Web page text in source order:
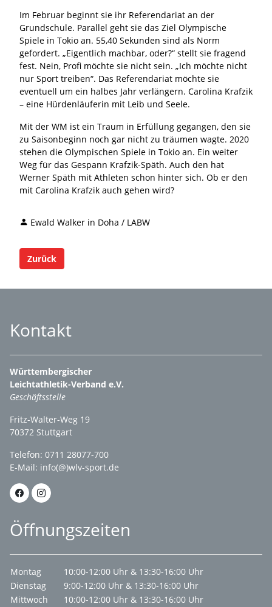
Im Februar beginnt sie ihr Referendariat an der
Grundschule. Parallel geht sie das Ziel Olympische
Spiele in Tokio an. 55,40 Sekunden sind als Norm
gefordert. „Eigentlich machbar, oder?“ stellt sie fragend
fest. Nein, Profi möchte sie nicht sein. „Ich möchte nicht
nur Sport treiben“. Das Referendariat möchte sie
eventuell um ein halbes Jahr verlängern. Carolina Krafzik
– eine Hürdenläuferin mit Leib und Seele.
Mit der WM ist ein Traum in Erfüllung gegangen, den sie
zu Saisonbeginn noch gar nicht zu träumen wagte. 2020
stehen die Olympischen Spiele in Tokio an. Ein weiter
Weg für das Gespann Krafzik-Späth. Auch den hat
Werner Späth mit Athleten schon hinter sich. Ob er den
mit Carolina Krafzik auch gehen wird?
Ewald Walker in Doha / LABW
Zurück
Kontakt
Württembergischer
Leichtathletik-Verband e.V.
Geschäftsstelle
Fritz-Walter-Weg 19
70372 Stuttgart
Telefon: 0711 28077-700
E-Mail: info(@)wlv-sport.de
Öffnungszeiten
Montag
10:00-12:00 Uhr & 13:30-16:00 Uhr
Dienstag
9:00-12:00 Uhr & 13:30-16:00 Uhr
Mittwoch
10:00-12:00 Uhr & 13:30-16:00 Uhr